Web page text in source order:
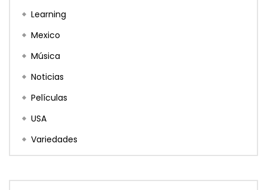
Learning
Mexico
Música
Noticias
Películas
USA
Variedades